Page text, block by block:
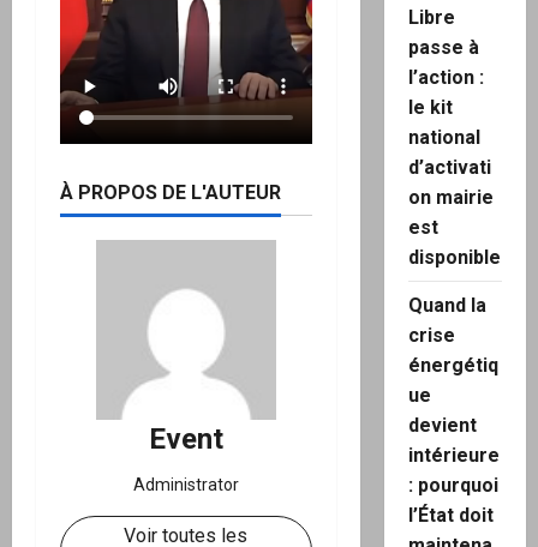
À PROPOS DE L'AUTEUR
Event
Administrator
Voir toutes les
Libre
passe à
l’action :
le kit
national
d’activati
on mairie
est
disponible
Quand la
crise
énergétiq
ue
devient
intérieure
: pourquoi
l’État doit